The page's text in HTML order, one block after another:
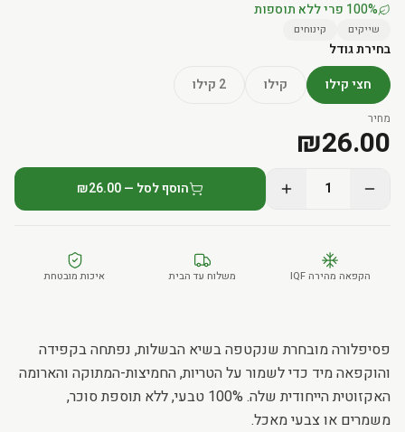
100% פרי ללא תוספות
שייקים קינוחים
בחירת גודל
חצי קילו
קילו 2 קילו
מחיר
₪26.00
1 הוסף לסל — ₪26.00
הקפאה מהירה IQF משלוח עד הבית איכות מובטחת
פסיפלורה מובחרת שנקטפה בשיא הבשלות, נפתחה בקפידה
והוקפאה מיד כדי לשמור על הטריות, החמיצות-המתוקה והארומה
האקזוטית הייחודית שלה. 100% טבעי, ללא תוספת סוכר,
משמרים או צבעי מאכל.